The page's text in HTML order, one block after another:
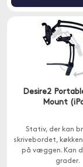
Desire2
Mount
Stativ, der kan
skrivebordet,
på væggen. Kan
grader.